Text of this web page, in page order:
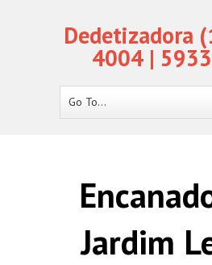
Dedetizadora
4004 |
Go To...
Jardim